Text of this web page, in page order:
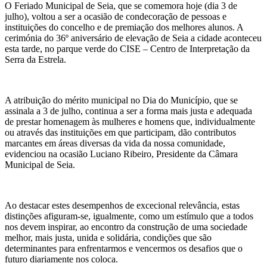
O Feriado Municipal de Seia, que se comemora hoje (dia 3 de
julho), voltou a ser a ocasião de condecoração de pessoas e
instituições do concelho e de premiação dos melhores alunos. A
cerimónia do 36º aniversário de elevação de Seia a cidade aconteceu
esta tarde, no parque verde do CISE – Centro de Interpretação da
Serra da Estrela.
A atribuição do mérito municipal no Dia do Município, que se
assinala a 3 de julho, continua a ser a forma mais justa e adequada
de prestar homenagem às mulheres e homens que, individualmente
ou através das instituições em que participam, dão contributos
marcantes em áreas diversas da vida da nossa comunidade,
evidenciou na ocasião Luciano Ribeiro, Presidente da Câmara
Municipal de Seia.
Ao destacar estes desempenhos de excecional relevância, estas
distinções afiguram-se, igualmente, como um estímulo que a todos
nos devem inspirar, ao encontro da construção de uma sociedade
melhor, mais justa, unida e solidária, condições que são
determinantes para enfrentarmos e vencermos os desafios que o
futuro diariamente nos coloca.